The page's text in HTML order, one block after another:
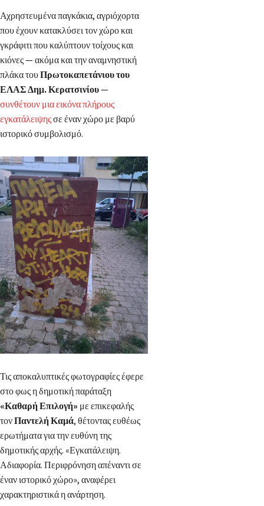
Αχρηστευμένα παγκάκια, αγριόχορτα
που έχουν κατακλύσει τον χώρο και
γκράφιτι που καλύπτουν τοίχους και
κιόνες — ακόμα και την αναμνηστική
πλάκα τουΠρωτοκαπετάνιου του
ΕΛΑΣ Δημ. Κερατσινίου—
συνθέτουν μια εικόνα πλήρους
εγκατάλειψηςσε έναν χώρο με βαρύ
ιστορικό συμβολισμό.
Τις αποκαλυπτικές φωτογραφίες έφερε
στο φως η δημοτική παράταξη
«Καθαρή Επιλογή» με επικεφαλής
τονΠαντελή Καμά, θέτοντας ευθέως
ερωτήματα για την ευθύνη της
δημοτικής αρχής. «Εγκατάλειψη.
Αδιαφορία. Περιφρόνηση απέναντι σε
έναν ιστορικό χώρο», αναφέρει
χαρακτηριστικά η ανάρτηση.